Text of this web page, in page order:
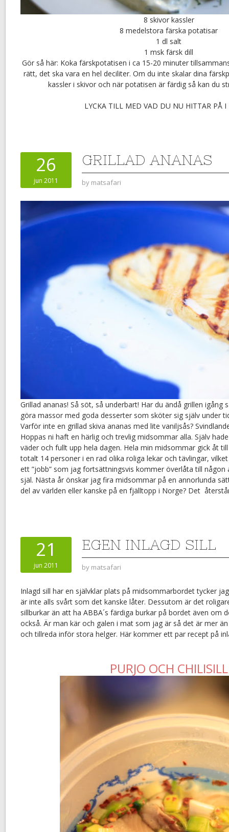
8 skivor kassler
8 medelstora färska potatisar
1 dl salt
1 msk färsk dill
Gör så här: Koka färskpotatisen i ca 15-20 minuter
rätt, det ska vara en hel deciliter. Om du inte skalar dina
kassler i skivor och när potatisen är färdig så kan du
LYCKA TILL MED VAD DU NU HITTAR PÅ I
26
jun 2011
GRILLAD ANANAS
by matsafari
Grillad ananas! Så söt, så underbart! Har du ändå grillen
göra massor med goda desserter som sköter sig själv under
Varför inte en grillad skiva ananas med lite vaniljsås?
Hoppas ni haft en härlig och trevlig midsommar alla. Själv
väder och fullt upp hela dagen. Hela min midsommar gick åt
totalt 14 personer i en rad olika roliga lekar och tävlingar,
ett ”jobb” som jag fortsättningsvis kommer överlåta till någon
själ. Nästa år önskar jag fira midsommar på en annorlunda
del av världen eller kanske på en fjälltopp i Norge? Det
21
jun 2011
EGEN INLAGD SILL
by matsafari
Inlagd sill har en självklar plats på midsommarbordet tycker
är inte alls svårt som det kanske låter. Dessutom är det
sillburkar än att ha ABBA´s färdiga burkar på bordet även om
också. Är man kär och galen i mat som jag är så det är mer
och tillreda inför stora helger. Här kommer ett par recept på
PURJO OCH CHILISILL